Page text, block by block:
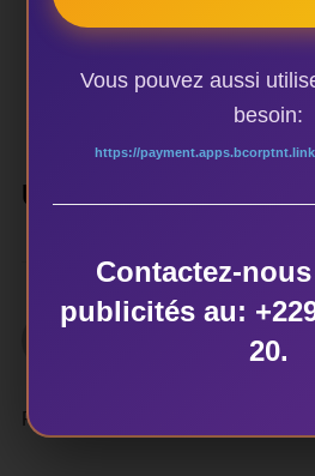
ÉCRIT
dekart
UN COMMENTAIRE
Félicitations au promoteur et
Vous pouvez aussi
besoin:
https://
Contactez-
publicités au:
20.